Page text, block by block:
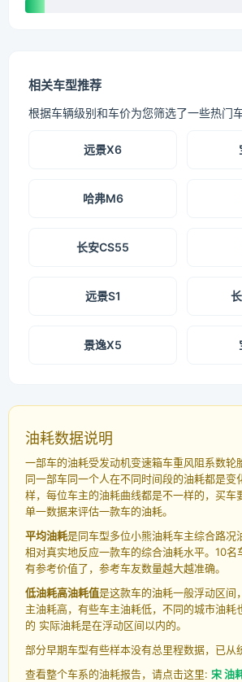
相关车型推荐
根据车辆级别和车价为您筛选了一些热门
远景X6
哈弗M6
长安CS55
远景S1
景逸X5
油耗数据说明
一部车的油耗受发动机变速箱车重风阻系数轮
同一部车同一个人在不同时间段的油耗都是变
样，每位车主的油耗曲线都是不一样的，买车
单一数据来评估一款车的油耗。
平均油耗是同车型多位小熊油耗车主综合路况
相对真实地反应一款车的综合油耗水平。10名
有参考价值了，参考车友数量越大越准确。
低油耗高油耗值是这款车的油耗一般浮动区间
主油耗高，有些车主油耗低，不同的城市油耗
的 实际油耗是在浮动区间以内的。
部分早期车型有些样本没有总里程数据，已从
查看整个车系的油耗报告，请点击这里: 宋 油